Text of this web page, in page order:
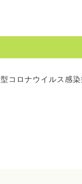
コロナウイルス感